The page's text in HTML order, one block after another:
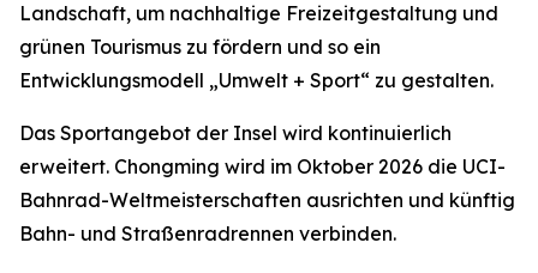
Landschaft, um nachhaltige Freizeitgestaltung und
grünen Tourismus zu fördern und so ein
Entwicklungsmodell „Umwelt + Sport“ zu gestalten.
Das Sportangebot der Insel wird kontinuierlich
erweitert. Chongming wird im Oktober 2026 die UCI-
Bahnrad-Weltmeisterschaften ausrichten und künftig
Bahn- und Straßenradrennen verbinden.